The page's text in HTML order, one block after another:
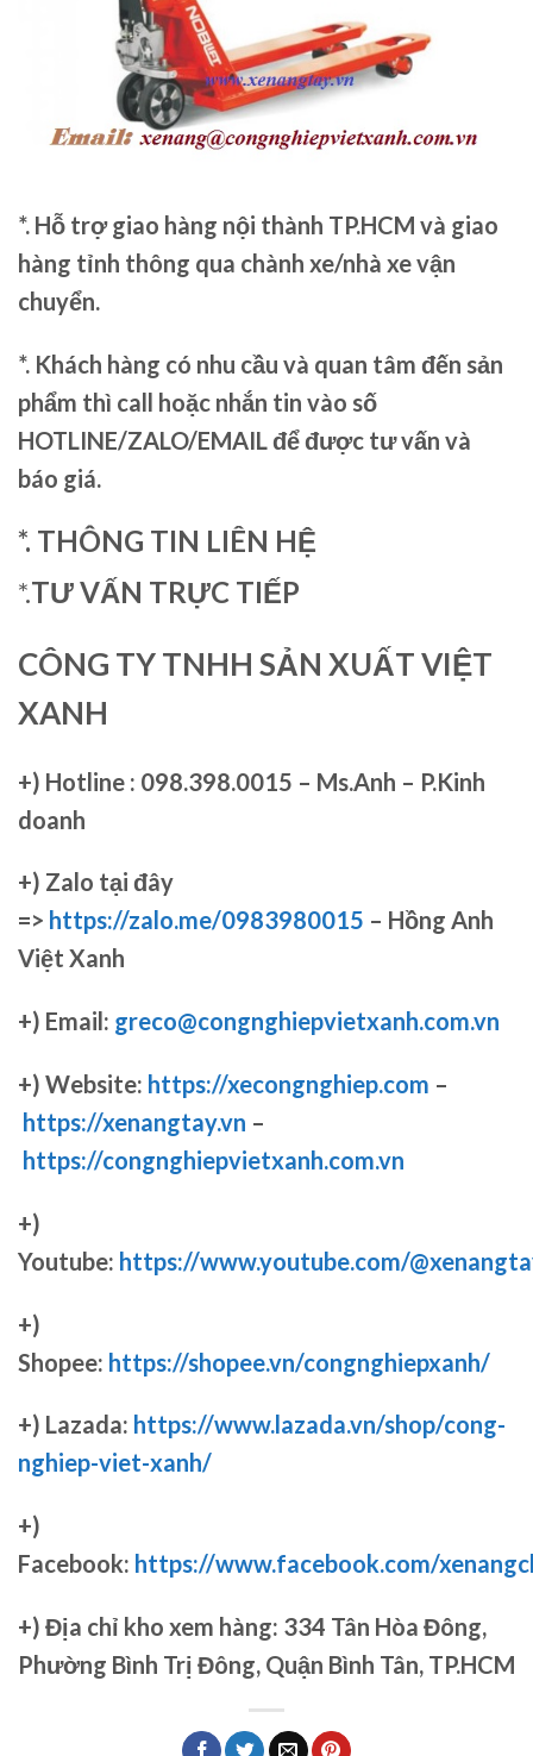
*. Hỗ trợ giao hàng nội thành TP.HCM và giao
hàng tỉnh thông qua chành xe/nhà xe vận
chuyển.
*. Khách hàng có nhu cầu và quan tâm đến sản
phẩm thì call hoặc nhắn tin vào số
HOTLINE/ZALO/EMAIL để được tư vấn và
báo giá.
*. THÔNG TIN LIÊN HỆ
*.TƯ VẤN TRỰC TIẾP
CÔNG TY TNHH SẢN XUẤT VIỆT
XANH
+) Hotline : 098.398.0015 – Ms.Anh – P.Kinh
doanh
+) Zalo tại đây
=> https://zalo.me/0983980015 – Hồng Anh
Việt Xanh
+) Email: greco@congnghiepvietxanh.com.vn
+) Website: https://xecongnghiep.com –
https://xenangtay.vn –
https://congnghiepvietxanh.com.vn
+)
Youtube: https://www.youtube.com/
+)
Shopee: https://shopee.vn/congnghiepxanh/
+) Lazada: https://www.lazada.vn/shop/cong-
nghiep-viet-xanh/
+)
Facebook: https://www.facebook.com/
+) Địa chỉ kho xem hàng: 334 Tân Hòa Đông,
Phường Bình Trị Đông, Quận Bình Tân, TP.HCM